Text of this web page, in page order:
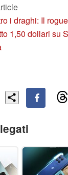
i draghi: Il
1,50 dollari su